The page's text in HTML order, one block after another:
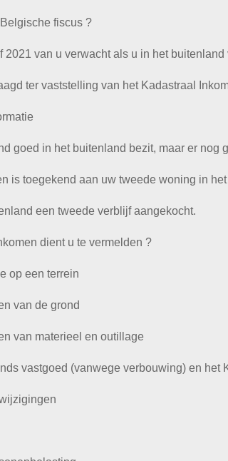
fiscus ?
2021 van u verwacht als u in het
ter vaststelling van het Kadastraal
goed in het buitenland bezit, maar er nog
is toegekend aan uw tweede woning in
een tweede verblijf aangekocht.
dient u te vermelden ?
op een terrein
van de grond
van materieel en outillage
vastgoed (vanwege verbouwing) en het